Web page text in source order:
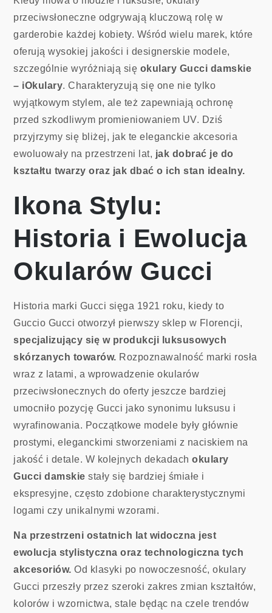
przeciwsłoneczne odgrywają kluczową rolę w
garderobie każdej kobiety. Wśród wielu marek, które
oferują wysokiej jakości i designerskie modele,
szczególnie wyróżniają się okulary Gucci damskie
– iOkulary. Charakteryzują się one nie tylko
wyjątkowym stylem, ale też zapewniają ochronę
przed szkodliwym promieniowaniem UV. Dziś
przyjrzymy się bliżej, jak te eleganckie akcesoria
ewoluowały na przestrzeni lat, jak dobrać je do
kształtu twarzy oraz jak dbać o ich stan idealny.
Ikona Stylu:
Historia i Ewolucja
Okularów Gucci
Historia marki Gucci sięga 1921 roku, kiedy to
Guccio Gucci otworzył pierwszy sklep w Florencji,
specjalizujący się w produkcji luksusowych
skórzanych towarów. Rozpoznawalność marki rosła
wraz z latami, a wprowadzenie okularów
przeciwsłonecznych do oferty jeszcze bardziej
umocniło pozycję Gucci jako synonimu luksusu i
wyrafinowania. Początkowe modele były głównie
prostymi, eleganckimi stworzeniami z naciskiem na
jakość i detale. W kolejnych dekadachokulary
Gucci damskie stały się bardziej śmiałe i
ekspresyjne, często zdobione charakterystycznymi
logami czy unikalnymi wzorami.
Na przestrzeni ostatnich lat widoczna jest
ewolucja stylistyczna oraz technologiczna tych
akcesoriów. Od klasyki po nowoczesność, okulary
Gucci przeszły przez szeroki zakres zmian kształtów,
kolorów i wzornictwa, stale będąc na czele trendów